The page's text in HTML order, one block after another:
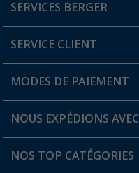
Trouver une magasin
SERVICES BERGER
Devenir revendeur
Mon compte
Carte de fidélité Berger
SERVICE CLIENT
FAQ et contact
Informations sur l'expédition
MODES DE PAIEMENT
NOUS EXPÉDIONS AVEC
NOS TOP CATÉGORIES